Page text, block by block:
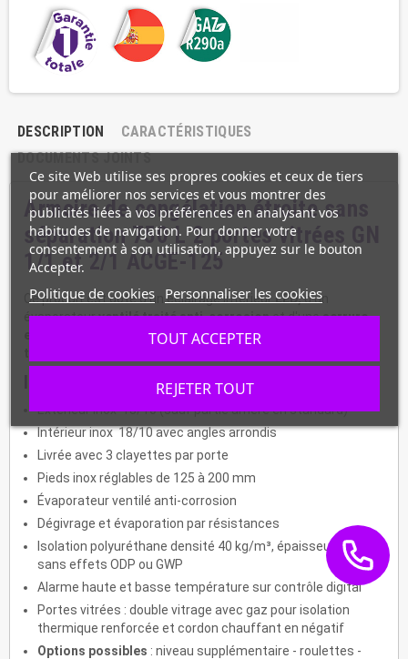
DESCRIPTION
CARACTÉRISTIQUES
DOCUMENTS JOINTS
Armoire de congélation étroite sans
séparation750 L 2 portesvitrées GN
1/1 et 2/1 ACGE-125
Ce produit est doté d'un éclairage intérieur LED,d'un
évaporateurventilé traité anti-corrosionet d'uneserrure
Cette armoireest surtout équipé d'un
Extérieur inox 18/10 (sauf partie arrière en standard)
Intérieur inox 18/10 avec angles arrondis
Livrée avec 3 clayettes par porte
Pieds inox réglables de 125 à 200 mm
Évaporateur ventilé anti-corrosion
Dégivrage et évaporation par résistances
Isolation polyuréthane densité 40 kg/m³, épaisseur 60 mm,
sans effets ODP ou GWP
Alarme haute et basse température sur contrôle digital
Portes vitrées : double vitrage avec gaz pour isolation
thermique renforcée et cordon chauffant en négatif
Options possibles : niveau supplémentaire - roulettes -
Ce site Web utilise ses propres cookies et ceux de tiers
pour améliorer nos services et vous montrer des
publicités liées à vos préférences en analysant vos
habitudes de navigation. Pour donner votre
consentement à son utilisation, appuyez sur le bouton
Accepter.
Politique de cookies Personnaliser les cookies
REJETER TOUT
TOUT ACCEPTER